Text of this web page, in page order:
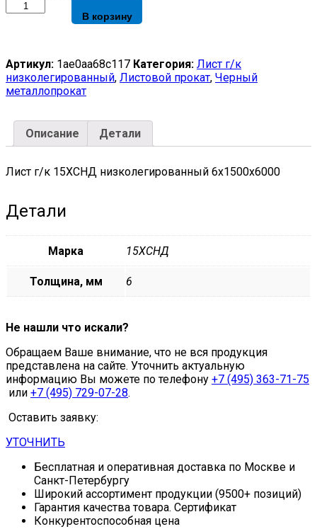
6х1500х6000
quantity
В корзину
Артикул: 1ae0aa68c117 Категория: Лист г/к
низколегированный, Листовой прокат, Черный
металлопрокат
Описание Детали
Лист г/к 15ХСНД низколегированный 6х1500х6000
Детали
Марка 15ХСНД
Толщина, мм 6
Не нашли что искали?
Обращаем Ваше внимание, что не вся продукция
представлена на сайте. Уточнить актуальную
информацию Вы можете по телефону +7 (495) 363-71-75
или +7 (495) 729-07-28.
Оставить заявку:
УТОЧНИТЬ
Бесплатная и оперативная доставка по Москве и
Санкт-Петербургу
Широкий ассортимент продукции (9500+ позиций)
Гарантия качества товара. Сертификат
Конкурентоспособная цена